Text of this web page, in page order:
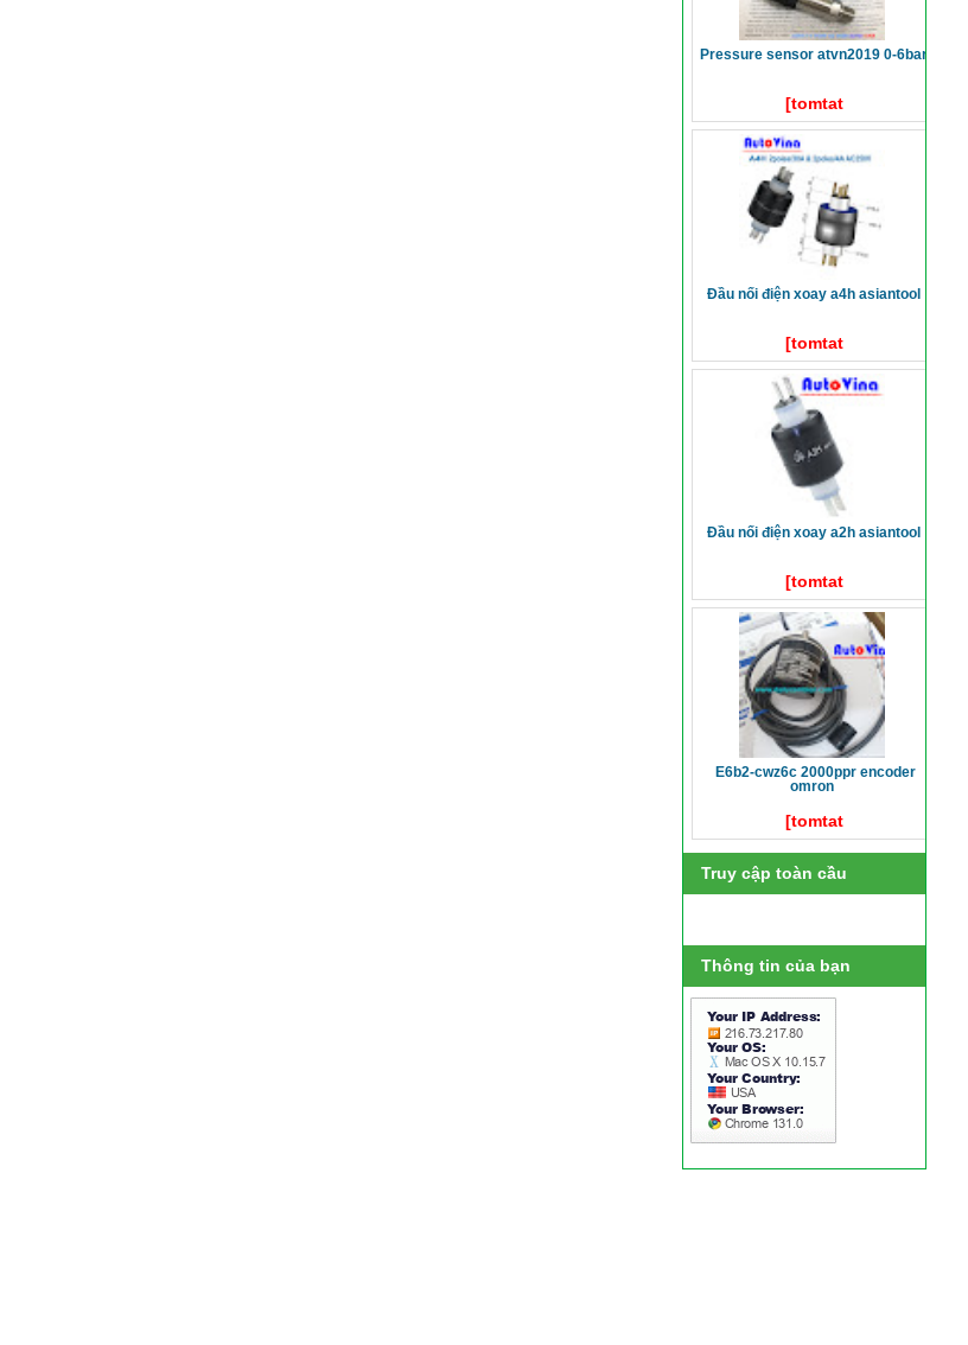
pressure sensor atvn2019 0-6bar
[tomtat
đầu nối điện xoay a4h asiantool
[tomtat
đầu nối điện xoay a2h asiantool
[tomtat
e6b2-cwz6c 2000ppr encoder
omron
[tomtat
Truy cập toàn cầu
Thông tin của bạn